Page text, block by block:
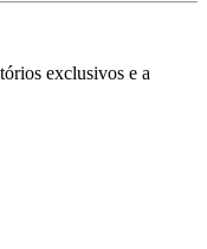
exclusivos e a